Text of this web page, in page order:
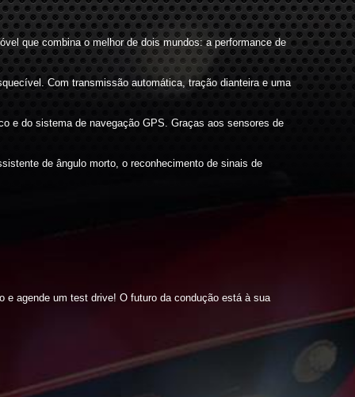
que combina o melhor de dois mundos: a performance de
Com transmissão automática, tração dianteira e uma
e do sistema de navegação GPS. Graças aos sensores de
de ângulo morto, o reconhecimento de sinais de
e agende um test drive! O futuro da condução está à sua